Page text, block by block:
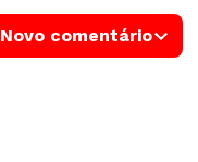
Novo comentário